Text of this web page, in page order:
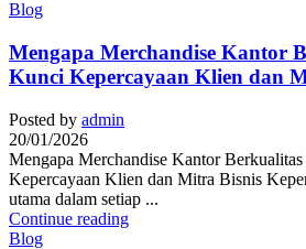
Blog
Mengapa Merchandise Kantor
Kunci Kepercayaan Klien dan
Posted by admin
20/01/2026
Mengapa Merchandise Kantor
Kepercayaan Klien dan Mitra Bisnis
utama dalam setiap ...
Continue reading
Blog